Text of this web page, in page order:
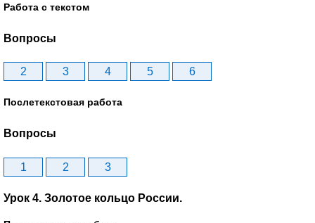
Работа с текстом
Вопросы
2 3 4 5 6
Послетекстовая работа
Вопросы
1 2 3
Урок 4. Золотое кольцо России.